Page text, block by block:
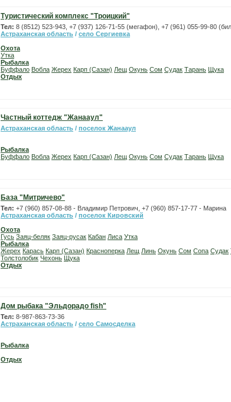
Туристический комплекс "Троицкий"
Тел: 8 (8512) 523-943, +7 (937) 126-71-55 (мегафон), +7 (961) 055-99-80
Астраханская область / село Сергиевка
Охота
Утка
Рыбалка
Буффало Вобла Жерех Карп (Сазан) Лещ Окунь Сом Судак Тарань Щука
Отдых
Частный коттедж "Жанааул"
Астраханская область / поселок Жанааул
Рыбалка
Буффало Вобла Жерех Карп (Сазан) Лещ Окунь Сом Судак Тарань Щука
База "Митричево"
Тел: +7 (960) 857-08-88 - Владимир Петрович, +7 (960) 857-17-77 - Марина
Астраханская область / поселок Кировский
Охота
Гусь Заяц-беляк Заяц-русак Кабан Лиса Утка
Рыбалка
Жерех Карась Карп (Сазан) Красноперка Лещ Линь Окунь Сом Сопа Судак
Толстолобик Чехонь Щука
Отдых
Дом рыбака "Эльдорадо fish"
Тел: 8-987-863-73-36
Астраханская область / село Самосделка
Рыбалка
Отдых